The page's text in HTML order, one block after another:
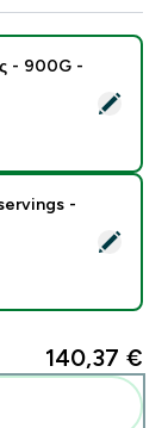
Γάλακτος -
- 900G -
-
-
140,37 €‎